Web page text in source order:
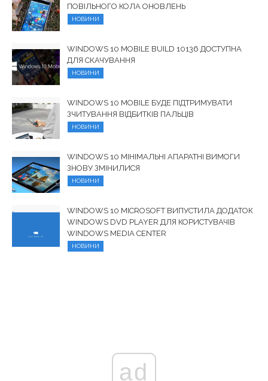
ПОВІЛЬНОГО КОЛА ОНОВЛЕНЬ
НОВИНИ
WINDOWS 10 MOBILE BUILD 10136 ДОСТУПНА
ДЛЯ СКАЧУВАННЯ
НОВИНИ
WINDOWS 10 MOBILE БУДЕ ПІДТРИМУВАТИ
ЗЧИТУВАННЯ ВІДБИТКІВ ПАЛЬЦІВ
НОВИНИ
WINDOWS 10 МІНІМАЛЬНІ АПАРАТНІ ВИМОГИ
ЗНОВУ ЗМІНИЛИСЯ
НОВИНИ
WINDOWS 10 MICROSOFT ВИПУСТИЛА ДОДАТОК
WINDOWS DVD PLAYER ДЛЯ КОРИСТУВАЧІВ
WINDOWS MEDIA CENTER
НОВИНИ
ad